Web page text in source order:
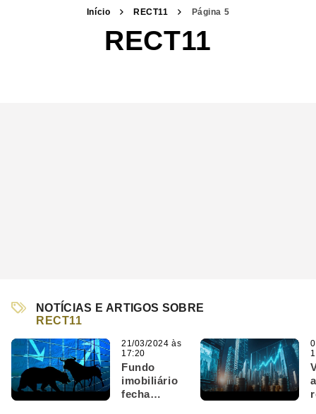
Início RECT11 Página 5
RECT11
NOTÍCIAS E ARTIGOS SOBRE
RECT11
Fundo
imobiliário
fecha
21/03/2024 às
17:20